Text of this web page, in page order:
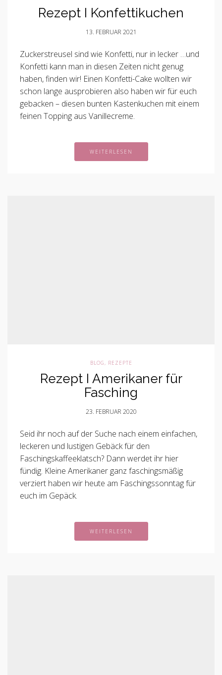
Rezept I Konfettikuchen
13. FEBRUAR 2021
Zuckerstreusel sind wie Konfetti, nur in lecker …und
Konfetti kann man in diesen Zeiten nicht genug
haben, finden wir! Einen Konfetti-Cake wollten wir
schon lange ausprobieren also haben wir für euch
gebacken – diesen bunten Kastenkuchen mit einem
feinen Topping aus Vanillecreme.
WEITERLESEN
BLOG, REZEPTE
Rezept I Amerikaner für
Fasching
23. FEBRUAR 2020
Seid ihr noch auf der Suche nach einem einfachen,
leckeren und lustigen Gebäck für den
Faschingskaffeeklatsch? Dann werdet ihr hier
fündig. Kleine Amerikaner ganz faschingsmäßig
verziert haben wir heute am Faschingssonntag für
euch im Gepäck.
WEITERLESEN